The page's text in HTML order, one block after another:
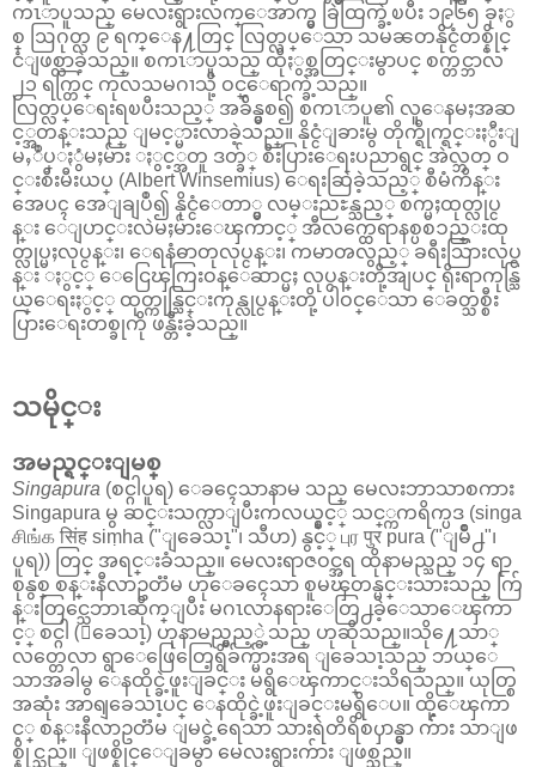
ကၤာပူသည္ မေလးရွားလက္ေအာက္မွ ခြဲထြက္ခဲ့ၿပီး ၁၉၆၅ ခုႏွ
စ္ ဩဂုတ္လ ၉ ရက္ေန႔တြင္ လြတ္လပ္ေသာ သမၼတနိုင္ငံတစ္နိုင္
ငံျဖစ္လာခဲ့သည္။ စကၤာပူသည္ ထိုႏွစ္အတြင္းမွာပင္ စက္တင္ဘာလ
၂၁ ရက္တြင္ ကုလသမဂၢသို့ ဝင္ေရာက္ခဲ့သည္။
လြတ္လပ္ေရးရၿပီးသည့္ အခ်ိန္မွစ၍ စကၤာပူ၏ လူေနမႈအဆ
င့္အတန္းသည္ ျမင့္မားလာခဲ့သည္။ နိုင္ငံျခားမွ တိုက္ရိုက္ရင္းႏွီးျ
မႇဳပ္ႏွံမႈမ်ား ႏွင့္အတူ ဒတ္ခ်္ စီးပြားေရးပညာရွင္ အဲလ္ဘတ္ ဝ
င္းစီးမီးယပ္ (Albert Winsemius) ေရးဆြဲခဲ့သည့္ စီမံကိန္း
အေပၚ အေျချပဳ၍ နိုင္ငံေတာ္မွ လမ္းညႊန္သည့္ စက္မႈထုတ္လုပ္င
န္း ေျပာင္းလဲမႈမ်ားေၾကာင့္ အီလက္ထေရာနစ္ပစၥည္းထု
တ္လုပ္မႈလုပ္ငန္း၊ ေရနံဓာတုလုပ္ငန္း၊ ကမာၻလွည့္ ခရီးသြားလုပ္င
န္း ႏွင့္ ေငြေၾကြးဝန္ေဆာင္မႈ လုပ္ငန္းတို့အျပင္ ရိုးရာကုန္သြ
ယ္ေရးႏွင့္ ထုတ္ကုန္သြင္းကုန္လုပ္ငန္းတို့ ပါဝင္ေသာ ေခတ္သစ္စီး
ပြားေရးတစ္ခုကို ဖန္တီးခဲ့သည္။
သမိုင္း
အမည္ရင္းျမစ္
Singapura (စင္ဂါပူရ) ေခၚေသာနာမ သည္ မေလးဘာသာစကား
Singapura မွ ဆင္းသက္လာျပီးကလယ္နွင့္ သင္္ကကရိက္ပဒ (singa
சிங்க सिंह siṃha ("ျခေသၤ့"၊ သီဟ) နွင့္ புர पुर pura ("ျမိဳ႕"၊
ပူရ)) တြင္ အရင္းခံသည္။ မေလးရာဇဝင္အရ ထိုနာမည္သည္ ၁၄ ရာ
စုနွစ္ စန္းနီလာဥတၱမ ဟုေခၚေသာ စူမၾတန္မင္းသားသည္ က်ြ
န္းတြင္သေဘာၤဆိုက္ျပီး မဂၤလာနရားေတြ႕ခဲ့ေသာေၾကာ
င့္ စင္ဂါ (ျခေသၤ့) ဟုနာမည္မွည့္ခဲ့သည္ ဟုဆိုသည္။သို႔ေသာ္
လတ္တေလာ ရွာေဖြေတြေ့ရွိခ်က္မ်ားအရ ျခေသၤ့သည္ ဘယ္ေ
သာအခါမွ ေနထိုင္ခဲ့ဖူးျခင္း မရွိေၾကာင္းသိရသည္။ ယုတ္စြ
အဆုံး အာရျခေသၤ့ပင္ ေနထိုင္ခဲ့ဖူးျခင္းမရွိေပ။ ထို့ေၾကာ
င့္ စန္းနီလာဥတၱမ ျမင္ခဲ့ရေသာ သားရဲတိရိစၦာန္မွာ က်ား သာျဖ
စ္နိုင္သည္။ ျဖစ္နိုင္ေျခမွာ မေလးရွားက်ား ျဖစ္သည္။